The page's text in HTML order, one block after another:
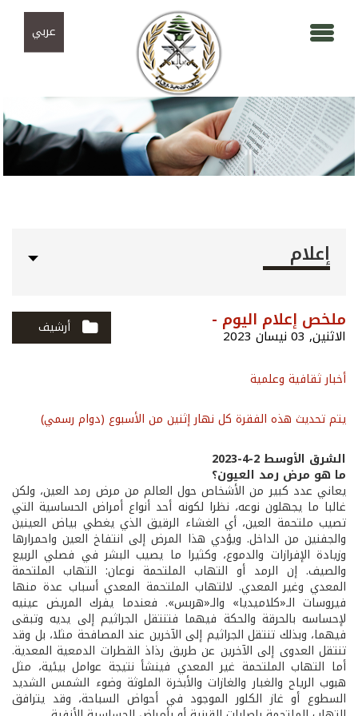
عربي
إعلام
ملخص إعلام اليوم -
الاثنين, 03 نيسان 2023 أرشيف
أخبار ثقافية وعلمية
يتم تحديث هذه الفقرة كل نهار إثنين من الأسبوع (دوام رسمي)
الشرق الأوسط 2-4-2023
ما هو مرض رمد العيون؟
يعاني عدد كبير من الأشخاص حول العالم من مرض رمد العين، ولكن
غالبا ما يجهلون نوعه، نظرا لكونه أحد أنواع أمراض الحساسية التي
تصيب ملتحمة العين، أي الغشاء الرقيق الذي يغطي بياض العينين
والجفنين من الداخل. ويؤدي هذا المرض إلى انتفاخ العين واحمرارها
وزيادة الإفرازات والدموع، وكثيرا ما يصيب البشر في فصلي الربيع
والصيف. إن الرمد أو التهاب الملتحمة نوعان: التهاب الملتحمة
المعدي وغير المعدي. لالتهاب الملتحمة المعدي أسباب عدة منها
فيروسات الـ«كلاميديا» والـ«هربس». فعندما يفرك المريض عينيه
لإحساسه بالحرقة والحكة فيهما فتنتقل الجراثيم إلى يديه وتبقى
فيهما، وبذلك تنتقل الجراثيم إلى الآخرين عند المصافحة مثلا، بل وقد
تنتقل العدوى إلى الآخرين عن طريق رذاذ القطرات الدمعية المعدية.
أما التهاب الملتحمة غير المعدي فينشأ نتيجة عوامل بيئية، مثل
هبوب الرياح والغبار والغازات والأبخرة الملوثة وضوء الشمس الشديد
السطوع أو غاز الكلور الموجود في أحواض السباحة، وقد يترافق